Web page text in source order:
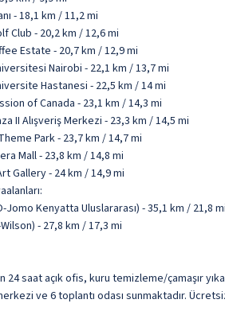
- 18,1 km / 11,2 mi
Club - 20,2 km / 12,6 mi
Estate - 20,7 km / 12,9 mi
Nairobi - 22,1 km / 13,7 mi
Hastanesi - 22,5 km / 14 mi
of Canada - 23,1 km / 14,3 mi
II Alışveriş Merkezi - 23,3 km / 14,5 mi
Park - 23,7 km / 14,7 mi
Mall - 23,8 km / 14,8 mi
Gallery - 24 km / 14,9 mi
Jomo Kenyatta Uluslararası) - 35,1 km / 21,8 mi
- 27,8 km / 17,3 mi
24 saat açık ofis, kuru temizleme/çamaşır
ve 6 toplantı odası sunmaktadır.